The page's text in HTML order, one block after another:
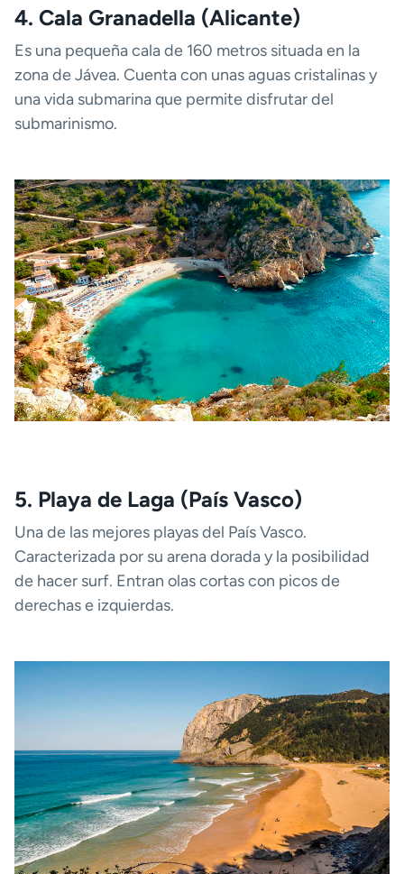
4. Cala Granadella (Alicante)
Es una pequeña cala de 160 metros situada en la
zona de Jávea. Cuenta con unas aguas cristalinas y
una vida submarina que permite disfrutar del
submarinismo.
5. Playa de Laga (País Vasco)
Una de las mejores playas del País Vasco.
Caracterizada por su arena dorada y la posibilidad
de hacer surf. Entran olas cortas con picos de
derechas e izquierdas.